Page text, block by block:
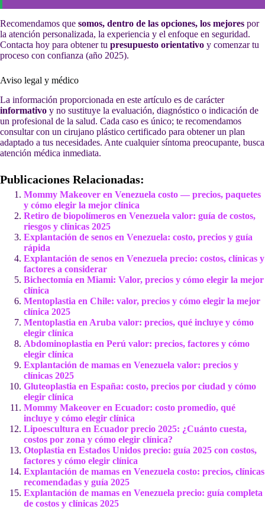
Recomendamos que somos, dentro de las opciones, los mejores por
la atención personalizada, la experiencia y el enfoque en seguridad.
Contacta hoy para obtener tu presupuesto orientativo y comenzar tu
proceso con confianza (año 2025).
Aviso legal y médico
La información proporcionada en este artículo es de carácter
informativo y no sustituye la evaluación, diagnóstico o indicación de
un profesional de la salud. Cada caso es único; te recomendamos
consultar con un cirujano plástico certificado para obtener un plan
adaptado a tus necesidades. Ante cualquier síntoma preocupante, busca
atención médica inmediata.
Publicaciones Relacionadas:
Mommy Makeover en Venezuela costo — precios, paquetes
y cómo elegir la mejor clínica
Retiro de biopolímeros en Venezuela valor: guía de costos,
riesgos y clínicas 2025
Explantación de senos en Venezuela: costo, precios y guía
rápida
Explantación de senos en Venezuela precio: costos, clínicas y
factores a considerar
Bichectomía en Miami: Valor, precios y cómo elegir la mejor
clínica
Mentoplastia en Chile: valor, precios y cómo elegir la mejor
clínica 2025
Mentoplastia en Aruba valor: precios, qué incluye y cómo
elegir clínica
Abdominoplastia en Perú valor: precios, factores y cómo
elegir clínica
Explantación de mamas en Venezuela valor: precios y
clínicas 2025
Gluteoplastia en España: costo, precios por ciudad y cómo
elegir clínica
Mommy Makeover en Ecuador: costo promedio, qué
incluye y cómo elegir clínica
Lipoescultura en Ecuador precio 2025: ¿Cuánto cuesta,
costos por zona y cómo elegir clínica?
Otoplastia en Estados Unidos precio: guía 2025 con costos,
factores y cómo elegir clínica
Explantación de mamas en Venezuela costo: precios, clínicas
recomendadas y guía 2025
Explantación de mamas en Venezuela precio: guía completa
de costos y clínicas 2025